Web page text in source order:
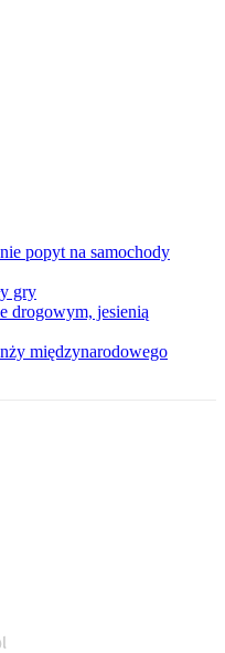
popyt na samochody
gry
drogowym, jesienią
międzynarodowego